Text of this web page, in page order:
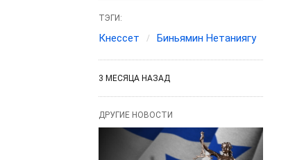
ТЭГИ:
Кнессет Биньямин Нетаниягу
3 МЕСЯЦА НАЗАД
ДРУГИЕ НОВОСТИ